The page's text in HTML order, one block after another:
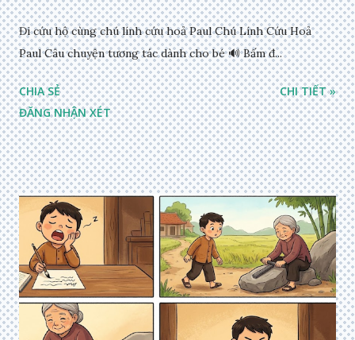
Đi cứu hộ cùng chú lính cứu hoả Paul Chú Lính Cứu Hoả
Paul Câu chuyện tương tác dành cho bé 🔊 Bấm đ...
CHIA SẺ
ĐĂNG NHẬN XÉT
CHI TIẾT »